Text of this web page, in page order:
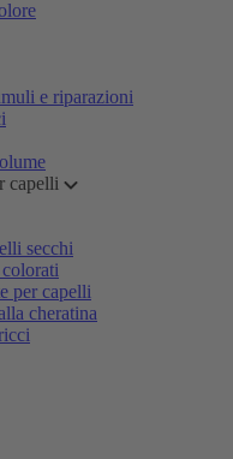
e riparazioni
capelli
secchi
per capelli
cheratina